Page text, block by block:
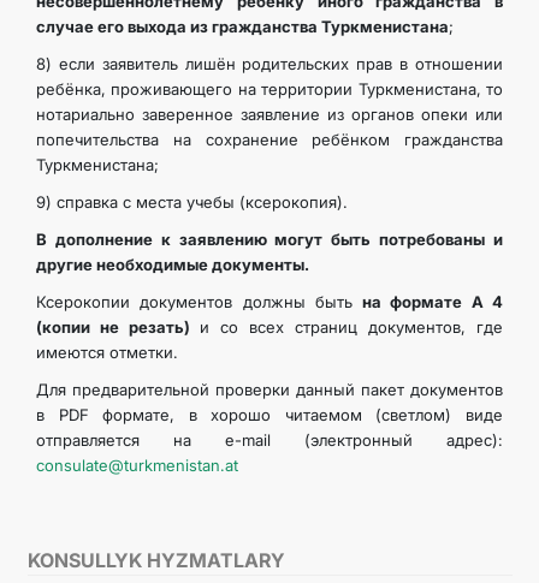
KONSULLYK HYZMATLARY
случае его выхода из гражданства Туркменистана;
8) если заявитель лишён родительских прав в отношении
ребёнка, проживающего на территории Туркменистана, то
нотариально заверенное заявление из органов опеки или
попечительства на сохранение ребёнком гражданства
Туркменистана;
9) справка с места учебы (ксерокопия).
В дополнение к заявлению могут быть потребованы и
другие необходимые документы.
Ксерокопии документов должны бытьна формате А 4
(копии не резать) и со всех страниц документов, где
имеются отметки.
Для предварительной проверки данный пакет документов
в PDF формате, в хорошо читаемом (светлом) виде
отправляется на e-mail (электронный адрес):
consulate@turkmenistan.at